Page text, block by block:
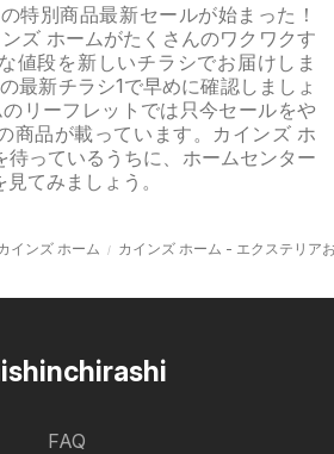
特別商品最新セールが始まった！
ズ ホームがたくさんのワクワクす
値段を新しいチラシでお届けしま
最新チラシ1で早めに確認しましょ
リーフレットでは只今セールをや
商品が載っています。カインズ ホ
待っているうちに、ホームセンター
てみましょう。
インズ ホーム カインズ ホーム - エクステリア
FAQ